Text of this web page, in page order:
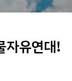
자유연대!